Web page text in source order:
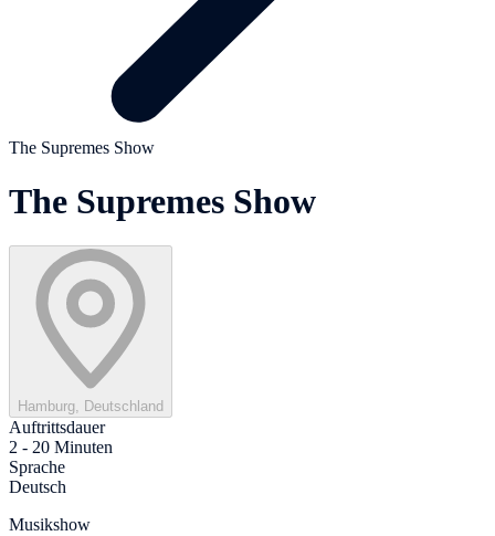
The Supremes Show
The Supremes Show
Hamburg, Deutschland
Auftrittsdauer
2 - 20 Minuten
Sprache
Deutsch
Musikshow